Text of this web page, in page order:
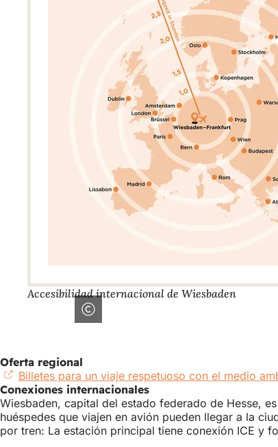
Accesibilidad internacional de Wiesbaden
Oferta regional
Billetes para un viaje respetuoso con el medio
Conexiones internacionales
Wiesbaden, capital del estado federado de Hesse,
huéspedes que viajen en avión pueden llegar a la
por tren: La estación principal tiene conexión ICE y